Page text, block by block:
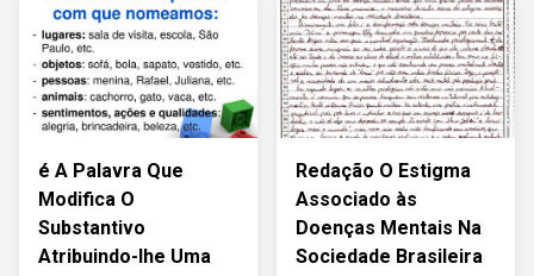
é A Palavra Que
Modifica O
Substantivo
Atribuindo-lhe Uma
Redação O Estigma
Associado às
Doenças Mentais Na
Sociedade Brasileira